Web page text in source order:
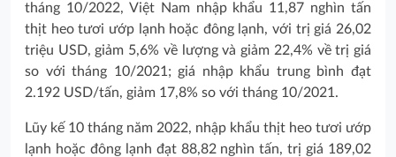
tháng 10/2022, Việt Nam nhập khẩu 11,87 nghìn tấn
thịt heo tươi ướp lạnh hoặc đông lạnh, với trị giá 26,02
triệu USD, giảm 5,6% về lượng và giảm 22,4% về trị giá
so với tháng 10/2021; giá nhập khẩu trung bình đạt
2.192 USD/tấn, giảm 17,8% so với tháng 10/2021.
Lũy kế 10 tháng năm 2022, nhập khẩu thịt heo tươi ướp
lạnh hoặc đông lạnh đạt 88,82 nghìn tấn, trị giá 189,02